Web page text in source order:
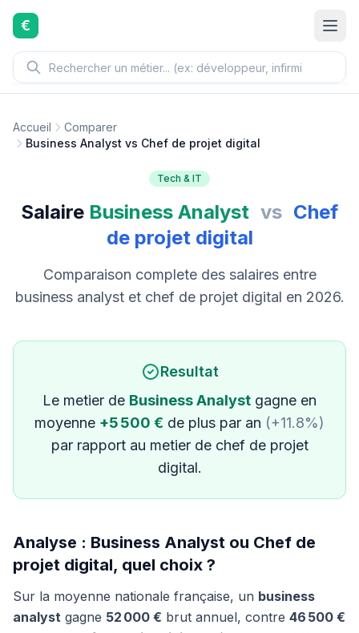
Aller au contenu principal
€
Accueil
Comparer
Business Analyst vs Chef de projet digital
Tech & IT
Salaire Business Analyst vs Chef
de projet digital
Comparaison complete des salaires entre
business analyst et chef de projet digital en 2026.
Resultat
Le metier de Business Analyst gagne en
moyenne +5 500 € de plus par an (+11.8%)
par rapport au metier de chef de projet
digital.
Analyse : Business Analyst ou Chef de
projet digital, quel choix ?
Sur la moyenne nationale française, un business
analyst gagne 52 000 € brut annuel, contre 46 500 €